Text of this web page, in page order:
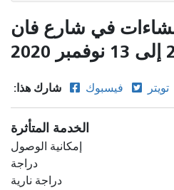
في شارع فان
شارك هذا: فيسبوك تويتر
الخدمة المتأثرة
إمكانية الوصول
دراجة
دراجة نارية